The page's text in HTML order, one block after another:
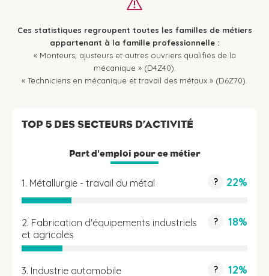
Ces statistiques regroupent toutes les familles de métiers
appartenant à la famille professionnelle :
« Monteurs, ajusteurs et autres ouvriers qualifiés de la
mécanique » (D4Z40).
« Techniciens en mécanique et travail des métaux » (D6Z70).
TOP 5 DES SECTEURS D’ACTIVITÉ
Part d'emploi pour ce métier
1. Métallurgie - travail du métal ? 22%
2. Fabrication d'équipements industriels
et agricoles
? 18%
3. Industrie automobile ? 12%